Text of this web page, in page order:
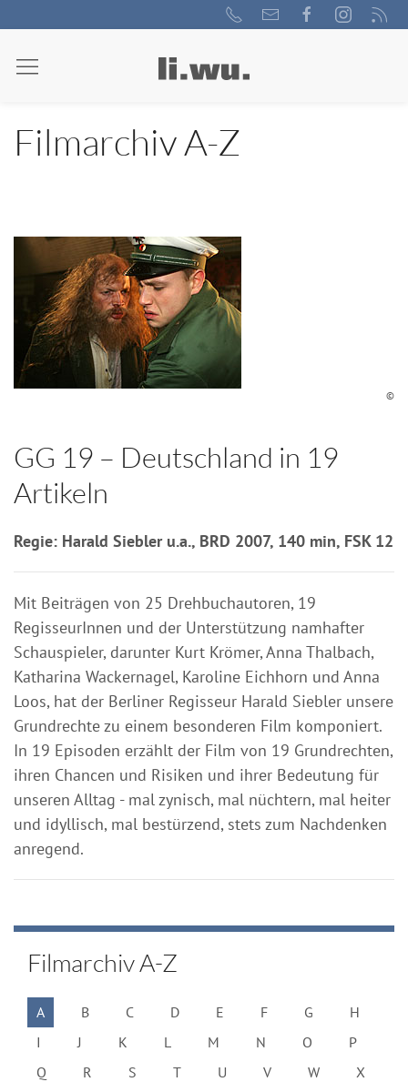
Filmarchiv A-Z
©
GG 19 – Deutschland in 19
Artikeln
Regie: Harald Siebler u.a., BRD 2007, 140 min, FSK 12
Mit Beiträgen von 25 Drehbuchautoren, 19
RegisseurInnen und der Unterstützung namhafter
Schauspieler, darunter Kurt Krömer, Anna Thalbach,
Katharina Wackernagel, Karoline Eichhorn und Anna
Loos, hat der Berliner Regisseur Harald Siebler unsere
Grundrechte zu einem besonderen Film komponiert.
In 19 Episoden erzählt der Film von 19 Grundrechten,
ihren Chancen und Risiken und ihrer Bedeutung für
unseren Alltag - mal zynisch, mal nüchtern, mal heiter
und idyllisch, mal bestürzend, stets zum Nachdenken
anregend.
Filmarchiv A-Z
A B C D E F G
H
I
J K L M N O
P
Q
R S T U V W
X